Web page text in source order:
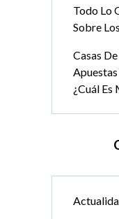
Todo Lo
Sobre
Casas
¿Cuál Es